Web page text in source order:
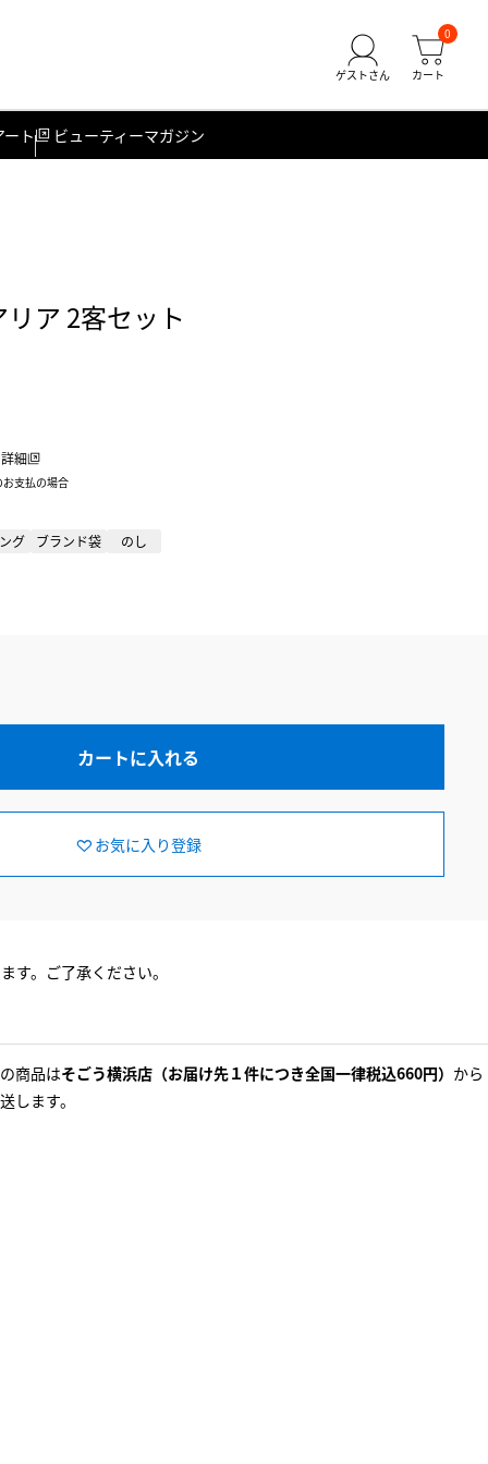
0
ート ビューティーマガジン
ア 2客セット
詳細
支払の場合
グ ブランド袋 のし
カートに入れる
お気に入り登録
す。ご了承ください。
商品はそごう横浜店（お届け先１件につき全国一律税込660円） から
します。